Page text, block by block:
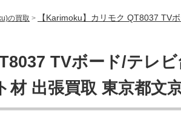
の買取 > 【Karimoku】カリモク QT8037 TV
TVボード/テレ
材 出張買取 東京都文